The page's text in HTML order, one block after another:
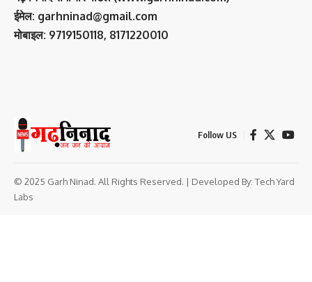
ईमेल: garhninad@gmail.com
मोबाइल: 9719150118, 8171220010
Follow US
© 2025 Garh Ninad. All Rights Reserved. | Developed By: Tech Yard
Labs